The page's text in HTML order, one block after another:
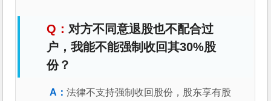
对方不同意退股也不配合过
户，我能不能强制收回其30%股
份？
法律不支持强制收回股份，股东享有股